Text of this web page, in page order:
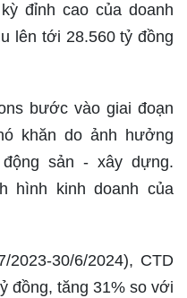
đỉnh cao của doanh
lên tới 28.560 tỷ đồng
bước vào giai đoạn
khăn do ảnh hưởng
sản - xây dựng.
hình kinh doanh của
30/6/2024), CTD
đồng, tăng 31% so với